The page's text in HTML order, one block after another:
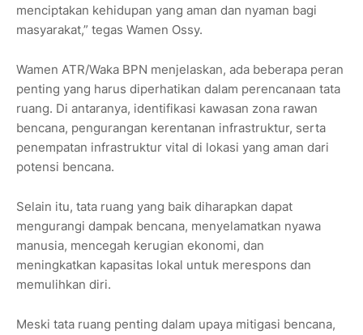
menciptakan kehidupan yang aman dan nyaman bagi
masyarakat,” tegas Wamen Ossy.
Wamen ATR/Waka BPN menjelaskan, ada beberapa peran
penting yang harus diperhatikan dalam perencanaan tata
ruang. Di antaranya, identifikasi kawasan zona rawan
bencana, pengurangan kerentanan infrastruktur, serta
penempatan infrastruktur vital di lokasi yang aman dari
potensi bencana.
Selain itu, tata ruang yang baik diharapkan dapat
mengurangi dampak bencana, menyelamatkan nyawa
manusia, mencegah kerugian ekonomi, dan
meningkatkan kapasitas lokal untuk merespons dan
memulihkan diri.
Meski tata ruang penting dalam upaya mitigasi bencana,